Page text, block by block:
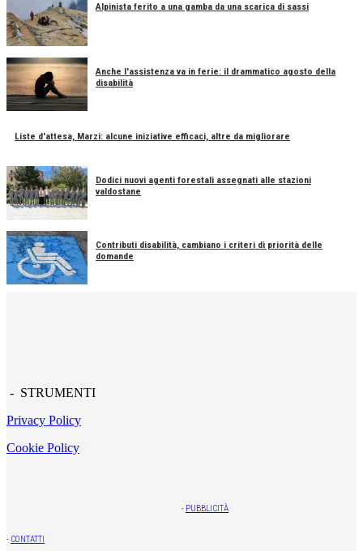
Alpinista ferito a una gamba da una scarica di sassi
Anche l'assistenza va in ferie: il drammatico agosto della
disabilità
Liste d'attesa, Marzi: alcune iniziative efficaci, altre da migliorare
Dodici nuovi agenti forestali assegnati alle stazioni
valdostane
Contributi disabilità, cambiano i criteri di priorità delle
domande
- STRUMENTI
Privacy Policy
Cookie Policy
- PUBBLICITÀ
- CONTATTI